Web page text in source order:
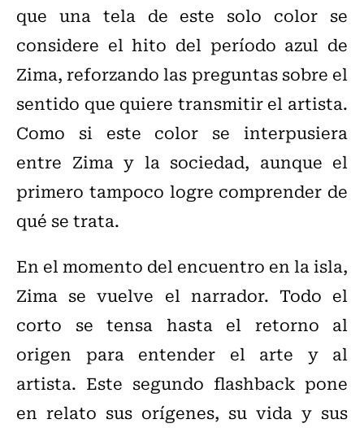
que una tela de este solo color se
considere el hito del período azul de
Zima, reforzando las preguntas sobre el
sentido que quiere transmitir el artista.
Como si este color se interpusiera
entre Zima y la sociedad, aunque el
primero tampoco logre comprender de
qué se trata.
En el momento del encuentro en la isla,
Zima se vuelve el narrador. Todo el
corto se tensa hasta el retorno al
origen para entender el arte y al
artista. Este segundo flashback pone
en relato sus orígenes, su vida y sus